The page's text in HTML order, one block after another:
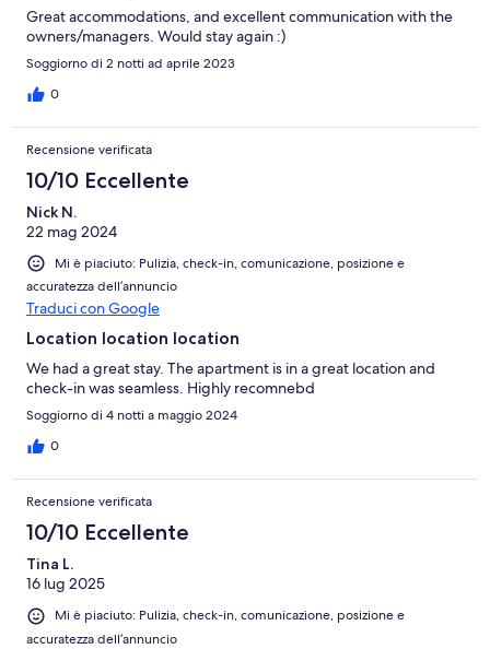
Great accommodations, and excellent communication with the
owners/managers. Would stay again :)
Soggiorno di 2 notti ad aprile 2023
0
Recensione verificata
10/10 Eccellente
Nick N.
22 mag 2024
Mi è piaciuto: Pulizia, check-in, comunicazione, posizione e
accuratezza dell’annuncio
Traduci con Google
Location location location
We had a great stay. The apartment is in a great location and
check-in was seamless. Highly recomnebd
Soggiorno di 4 notti a maggio 2024
0
Recensione verificata
10/10 Eccellente
Tina L.
16 lug 2025
Mi è piaciuto: Pulizia, check-in, comunicazione, posizione e
accuratezza dell’annuncio